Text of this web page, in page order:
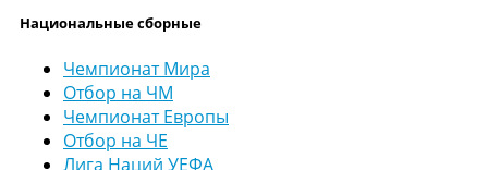
Национальные сборные
Чемпионат Мира
Отбор на ЧМ
Чемпионат Европы
Отбор на ЧЕ
Лига Наций УЕФА